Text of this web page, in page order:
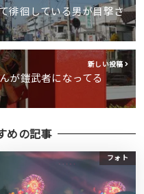
徘徊している男が目撃さ
新しい投稿
が鎧武者になってる
めの記事
フォト